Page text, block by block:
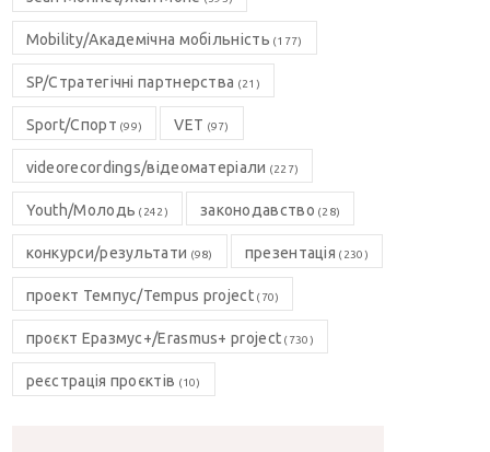
Mobility/Академічна мобільність (177)
SP/Стратегічні партнерства (21)
Sport/Спорт (99) VET (97)
videorecordings/відеоматеріали (227)
Youth/Молодь (242) законодавство (28)
конкурси/результати (98) презентація (230)
проект Темпус/Tempus project(70)
проєкт Еразмус+/Erasmus+ project (730)
реєстрація проєктів (10)